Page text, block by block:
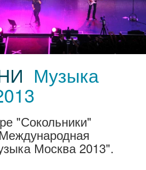
Музыка
"Сокольники"
Москва 2013".